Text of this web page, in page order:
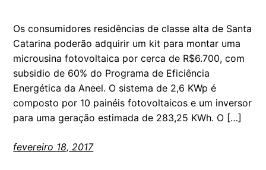
Os consumidores residências de classe alta de Santa
Catarina poderão adquirir um kit para montar uma
microusina fotovoltaica por cerca de R$6.700, com
subsidio de 60% do Programa de Eficiência
Energética da Aneel. O sistema de 2,6 KWp é
composto por 10 painéis fotovoltaicos e um inversor
para uma geração estimada de 283,25 KWh. O […]
fevereiro 18, 2017